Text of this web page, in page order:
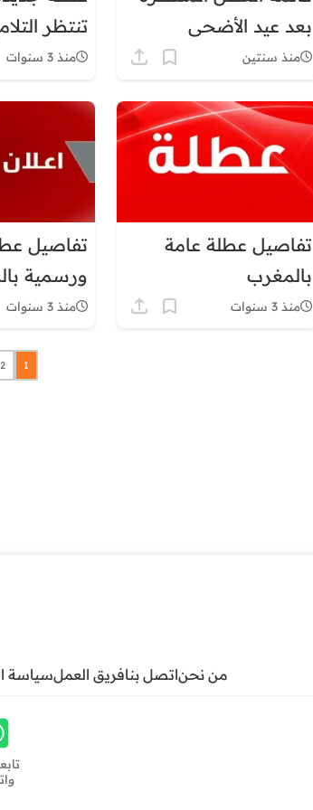
بعد عيد الأضحى
بالمغرب
منذ سنتين
تنتظر
منذ 3 سنوات
تفاصيل عطلة عامة
بالمغرب
منذ 3 سنوات
تفاصيل
ورسمية
منذ 3 سنوات
1
2
من نحناتصل بنافريق العملسياسة